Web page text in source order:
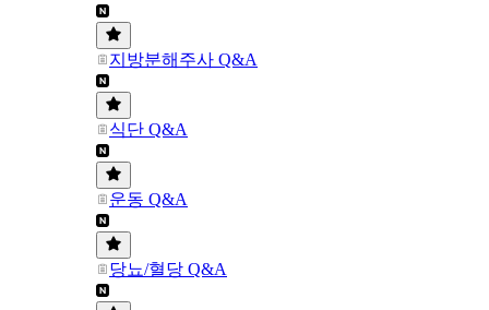
지방분해주사 Q&A
식단 Q&A
운동 Q&A
당뇨/혈당 Q&A